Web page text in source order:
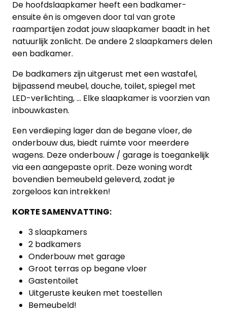
De hoofdslaapkamer heeft een badkamer-
ensuite én is omgeven door tal van grote
raampartijen zodat jouw slaapkamer baadt in het
natuurlijk zonlicht. De andere 2 slaapkamers delen
een badkamer.
De badkamers zijn uitgerust met een wastafel,
bijpassend meubel, douche, toilet, spiegel met
LED-verlichting, ... Elke slaapkamer is voorzien van
inbouwkasten.
Een verdieping lager dan de begane vloer, de
onderbouw dus, biedt ruimte voor meerdere
wagens. Deze onderbouw / garage is toegankelijk
via een aangepaste oprit. Deze woning wordt
bovendien bemeubeld geleverd, zodat je
zorgeloos kan intrekken!
KORTE SAMENVATTING:
3 slaapkamers
2 badkamers
Onderbouw met garage
Groot terras op begane vloer
Gastentoilet
Uitgeruste keuken met toestellen
Bemeubeld!